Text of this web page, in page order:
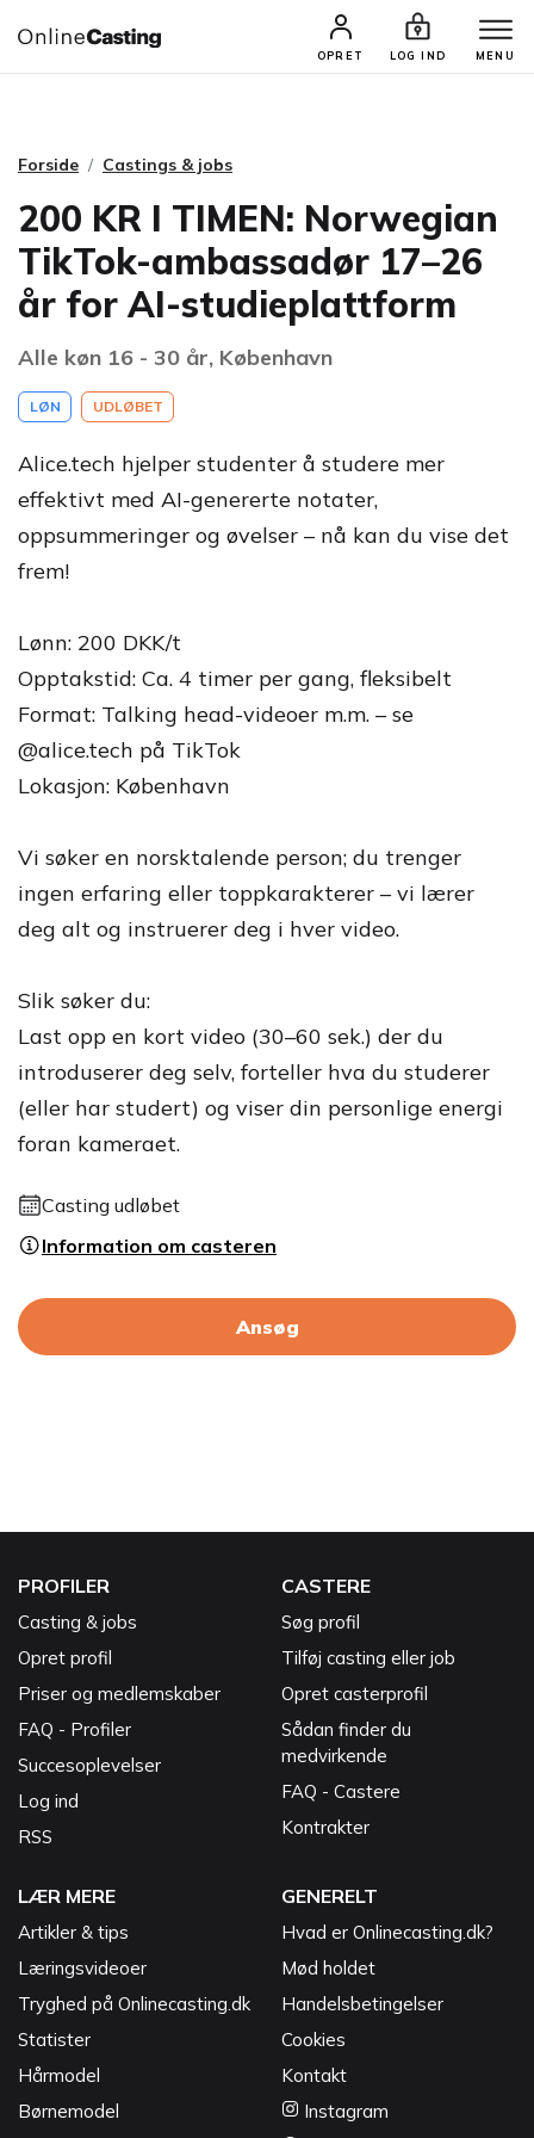
OPRET LOG IND MENU
CASTINGS & JOBS SØG PROFIL
Forside Castings & jobs
200 KR I TIMEN: Norwegian
TikTok-ambassadør 17–26
år for AI-studieplattform
Alle køn 16 - 30 år, København
LØN UDLØBET
Alice.tech hjelper studenter å studere mer
effektivt med AI-genererte notater,
oppsummeringer og øvelser – nå kan du vise det
frem!
Lønn: 200 DKK/t
Opptakstid: Ca. 4 timer per gang, fleksibelt
Format: Talking head-videoer m.m. – se
@alice.tech på TikTok
Lokasjon: København
Vi søker en norsktalende person; du trenger
ingen erfaring eller toppkarakterer – vi lærer
deg alt og instruerer deg i hver video.
Slik søker du:
Last opp en kort video (30–60 sek.) der du
introduserer deg selv, forteller hva du studerer
(eller har studert) og viser din personlige energi
foran kameraet.
Casting udløbet
Information om casteren
Ansøg
PROFILER
Casting & jobs
Opret profil
Priser og medlemskaber
FAQ - Profiler
Succesoplevelser
Log ind
RSS
CASTERE
Søg profil
Tilføj casting eller job
Opret casterprofil
Sådan finder du
medvirkende
FAQ - Castere
Kontrakter
LÆR MERE
Artikler & tips
Læringsvideoer
Tryghed på Onlinecasting.dk
Statister
Hårmodel
Børnemodel
GENERELT
Hvad er Onlinecasting.dk?
Mød holdet
Handelsbetingelser
Cookies
Kontakt
Instagram